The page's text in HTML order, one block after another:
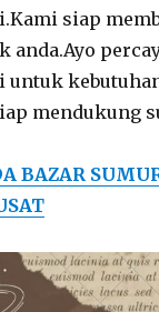
siap
anda.Ayo
untuk
mendukung
BAZAR